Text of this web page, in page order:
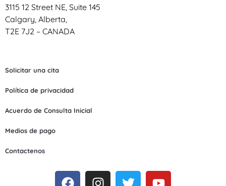
3115 12 Street NE, Suite 145
Calgary, Alberta,
T2E 7J2 – CANADA
Solicitar una cita
Política de privacidad
Acuerdo de Consulta Inicial
Medios de pago
Contactenos